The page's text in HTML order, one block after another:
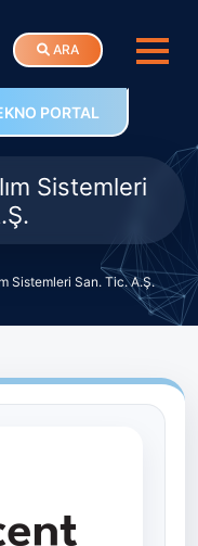
ARA
PORTAL
Sistemleri
Sistemleri San. Tic. A.Ş.